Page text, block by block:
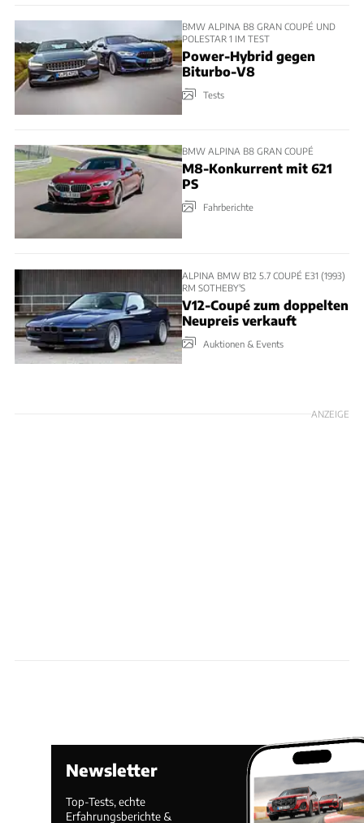
BMW ALPINA B8 GRAN COUPÉ UND
POLESTAR 1 IM TEST
Power-Hybrid gegen
Biturbo-V8
Tests
BMW ALPINA B8 GRAN COUPÉ
M8-Konkurrent mit 621
PS
Fahrberichte
ALPINA BMW B12 5.7 COUPÉ E31 (1993)
RM SOTHEBY'S
V12-Coupé zum doppelten
Neupreis verkauft
Auktionen & Events
ANZEIGE
Newsletter
Top-Tests, echte
Erfahrungsberichte &